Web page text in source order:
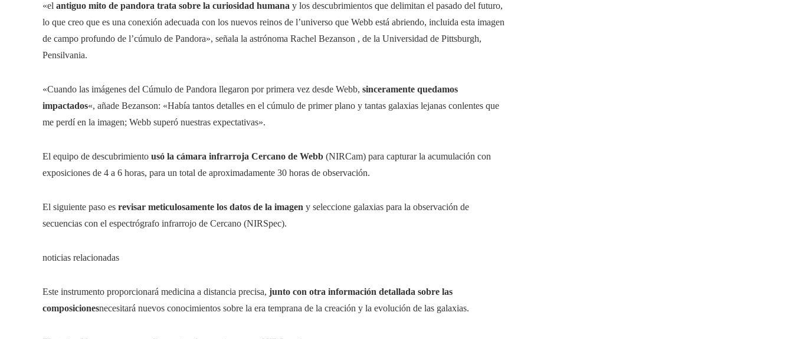
«el antiguo mito de pandora trata sobre la curiosidad humana y los descubrimientos que delimitan el pasado del futuro,
lo que creo que es una conexión adecuada con los nuevos reinos de l’universo que Webb está abriendo, incluida esta imagen
de campo profundo de l’cúmulo de Pandora», señala la astrónoma Rachel Bezanson , de la Universidad de Pittsburgh,
Pensilvania.
«Cuando las imágenes del Cúmulo de Pandora llegaron por primera vez desde Webb, sinceramente quedamos
impactados«, añade Bezanson: «Había tantos detalles en el cúmulo de primer plano y tantas galaxias lejanas conlentes que
me perdí en la imagen; Webb superó nuestras expectativas».
El equipo de descubrimiento usó la cámara infrarroja Cercano de Webb (NIRCam) para capturar la acumulación con
exposiciones de 4 a 6 horas, para un total de aproximadamente 30 horas de observación.
El siguiente paso es revisar meticulosamente los datos de la imagen y seleccione galaxias para la observación de
secuencias con el espectrógrafo infrarrojo de Cercano (NIRSpec).
noticias relacionadas
Este instrumento proporcionará medicina a distancia precisa, junto con otra información detallada sobre las
composicionesnecesitará nuevos conocimientos sobre la era temprana de la creación y la evolución de las galaxias.